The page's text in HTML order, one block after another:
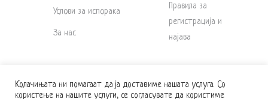
Услови за испорака
За нас
Правила за
регистрација и
најава
Колачињата ни помагаат да ја доставиме нашата услуга. Со
користење на нашите услуги, се согласувате да користиме